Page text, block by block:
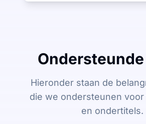
Ondersteunde
Hieronder staan de
die we ondersteunen
en ondertitels.